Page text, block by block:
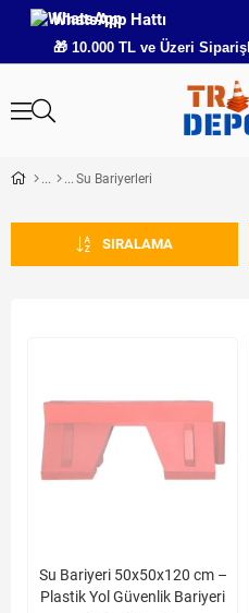
WhatsApp Hattı
🎁 10.000 TL ve Üzeri
Su Bariyerleri
SIRALAMA
Su Bariyeri 50x50x120 cm –
Plastik Yol Güvenlik Bariyeri